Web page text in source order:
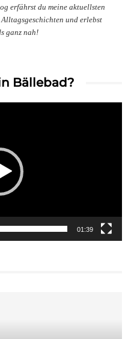
erfährst du meine aktuellsten
und erlebst
ganz nah!
Bällebad?
01:39